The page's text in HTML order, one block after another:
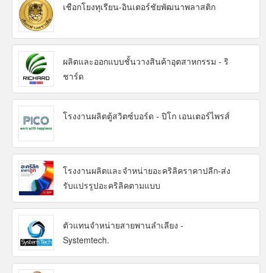
เชือกโยงทุเรียน-อินเตอร์ชัยพัฒนาพลาสติก
ผลิตและออกแบบชั้นวางสินค้าอุตสาหกรรม - ริ
ชาร์ด
โรงงานผลิตตู้สวิตซ์บอร์ด - ปิโก เอนเตอร์ไพรส์
โรงงานผลิตและจำหน่ายอะคริลิคราคาปลีก-ส่ง
รับแปรรูปอะคริลิคตามแบบ
ตัวแทนจำหน่ายสายพานลำเลียง -
Systemtech.